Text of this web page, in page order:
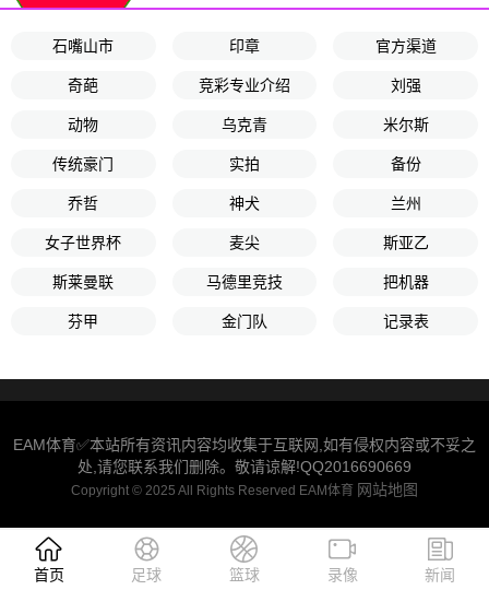
石嘴山市 印章 官方渠道
奇葩 竞彩专业介绍 刘强
动物 乌克青 米尔斯
传统豪门 实拍 备份
乔哲 神犬 兰州
女子世界杯 麦尖 斯亚乙
斯莱曼联 马德里竞技 把机器
芬甲 金门队 记录表
EAM体育✅本站所有资讯内容均收集于互联网,如有侵权内容或不妥之
处,请您联系我们删除。敬请谅解!QQ2016690669
Copyright © 2025 All Rights Reserved EAM体育 网站地图
首页 足球 篮球 录像 新闻